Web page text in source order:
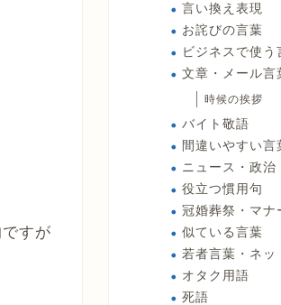
すが
言い換え表現
お詫びの言葉
ビジネスで使う
文章・メール言
時候の挨拶
バイト敬語
間違いやすい言
ニュース・政治
役立つ慣用句
冠婚葬祭・マナ
似ている言葉
若者言葉・ネッ
オタク用語
死語